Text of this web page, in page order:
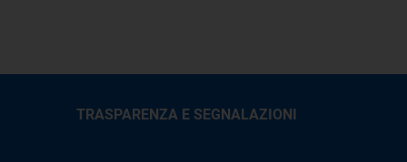
TRASPARENZA E SEGNALAZIONI